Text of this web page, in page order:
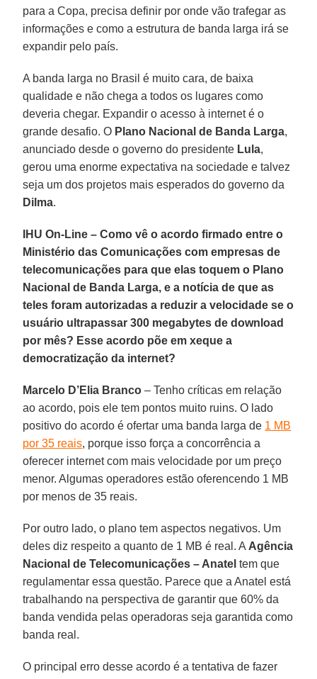
para a Copa, precisa definir por onde vão trafegar as
informações e como a estrutura de banda larga irá se
expandir pelo país.
A banda larga no Brasil é muito cara, de baixa
qualidade e não chega a todos os lugares como
deveria chegar. Expandir o acesso à internet é o
grande desafio. O Plano Nacional de Banda Larga,
anunciado desde o governo do presidente Lula,
gerou uma enorme expectativa na sociedade e talvez
seja um dos projetos mais esperados do governo da
Dilma.
IHU On-Line – Como vê o acordo firmado entre o
Ministério das Comunicações com empresas de
telecomunicações para que elas toquem o Plano
Nacional de Banda Larga, e a notícia de que as
teles foram autorizadas a reduzir a velocidade se o
usuário ultrapassar 300 megabytes de download
por mês? Esse acordo põe em xeque a
democratização da internet?
Marcelo D’Elia Branco – Tenho críticas em relação
ao acordo, pois ele tem pontos muito ruins. O lado
positivo do acordo é ofertar uma banda larga de 1 MB
por 35 reais, porque isso força a concorrência a
oferecer internet com mais velocidade por um preço
menor. Algumas operadores estão oferencendo 1 MB
por menos de 35 reais.
Por outro lado, o plano tem aspectos negativos. Um
deles diz respeito a quanto de 1 MB é real. A Agência
Nacional de Telecomunicações – Anatel tem que
regulamentar essa questão. Parece que a Anatel está
trabalhando na perspectiva de garantir que 60% da
banda vendida pelas operadoras seja garantida como
banda real.
O principal erro desse acordo é a tentativa de fazer